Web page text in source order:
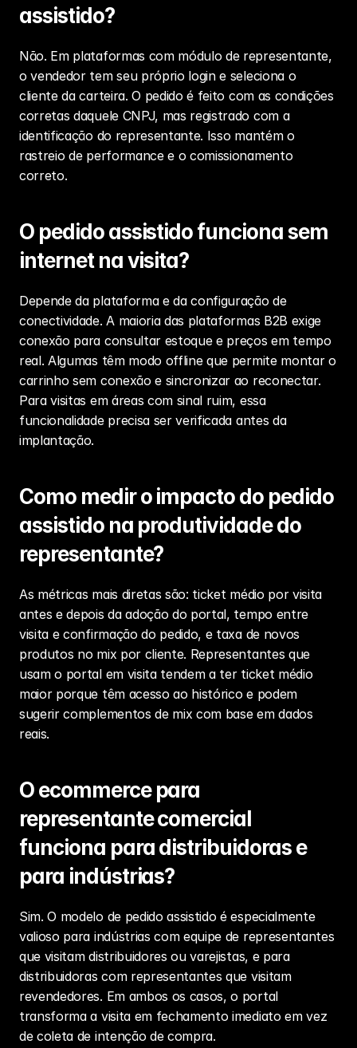
assistido?
Não. Em plataformas com módulo de representante,
o vendedor tem seu próprio login e seleciona o
cliente da carteira. O pedido é feito com as condições
corretas daquele CNPJ, mas registrado com a
identificação do representante. Isso mantém o
rastreio de performance e o comissionamento
correto.
O pedido assistido funciona sem
internet na visita?
Depende da plataforma e da configuração de
conectividade. A maioria das plataformas B2B exige
conexão para consultar estoque e preços em tempo
real. Algumas têm modo offline que permite montar o
carrinho sem conexão e sincronizar ao reconectar.
Para visitas em áreas com sinal ruim, essa
funcionalidade precisa ser verificada antes da
implantação.
Como medir o impacto do pedido
assistido na produtividade do
representante?
As métricas mais diretas são: ticket médio por visita
antes e depois da adoção do portal, tempo entre
visita e confirmação do pedido, e taxa de novos
produtos no mix por cliente. Representantes que
usam o portal em visita tendem a ter ticket médio
maior porque têm acesso ao histórico e podem
sugerir complementos de mix com base em dados
reais.
O ecommerce para
representante comercial
funciona para distribuidoras e
para indústrias?
Sim. O modelo de pedido assistido é especialmente
valioso para indústrias com equipe de representantes
que visitam distribuidores ou varejistas, e para
distribuidoras com representantes que visitam
revendedores. Em ambos os casos, o portal
transforma a visita em fechamento imediato em vez
de coleta de intenção de compra.